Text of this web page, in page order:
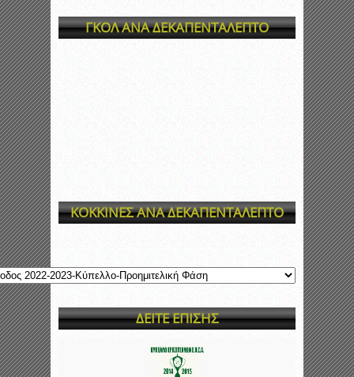
ΓΚΟΛ ΑΝΑ ΔΕΚΑΠΕΝΤΑΛΕΠΤΟ
ΚΟΚΚΙΝΕΣ ΑΝΑ ΔΕΚΑΠΕΝΤΑΛΕΠΤΟ
ΔΕΙΤΕ ΕΠΙΣΗΣ